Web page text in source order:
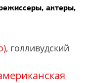
актеры,
голливудский